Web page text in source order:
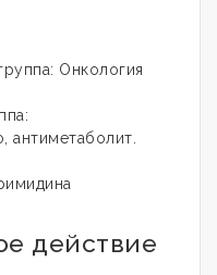
Онкология
антиметаболит.
действие